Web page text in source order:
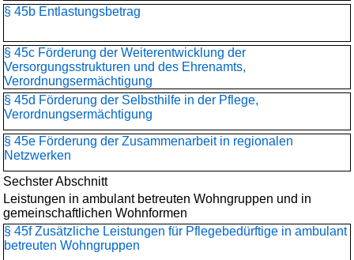
§ 45b Entlastungsbetrag
§ 45c Förderung der Weiterentwicklung der
Versorgungsstrukturen und des Ehrenamts,
Verordnungsermächtigung
§ 45d Förderung der Selbsthilfe in der Pflege,
Verordnungsermächtigung
§ 45e Förderung der Zusammenarbeit in regionalen
Netzwerken
Sechster Abschnitt
Leistungen in ambulant betreuten Wohngruppen und in
gemeinschaftlichen Wohnformen
§ 45f Zusätzliche Leistungen für Pflegebedürftige in ambulant
betreuten Wohngruppen